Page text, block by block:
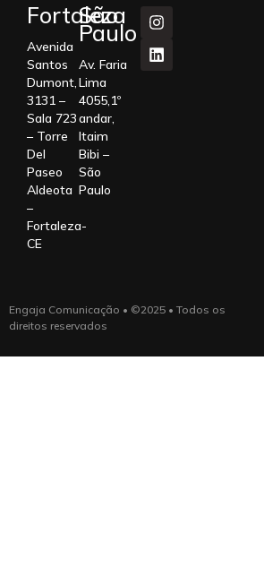
Fortaleza
Avenida
Santos
Dumont,
3131 –
Sala 723
– Torre
Del
Paseo
Aldeota
–
Fortaleza-
CE
São
Paulo
Av. Faria
Lima
4055,1º
andar,
Itaim
Bibi –
São
Paulo
Engaja Comunicação • ©2025 • Todos os
direitos reservados